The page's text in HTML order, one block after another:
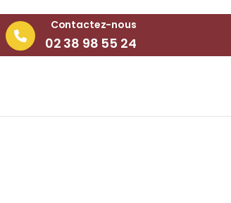
Contactez-nous
02 38 98 55 24